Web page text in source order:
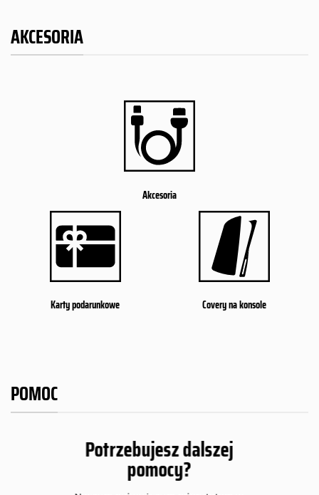
AKCESORIA
Akcesoria
Karty podarunkowe Covery na konsole
POMOC
Potrzebujesz dalszej
pomocy?